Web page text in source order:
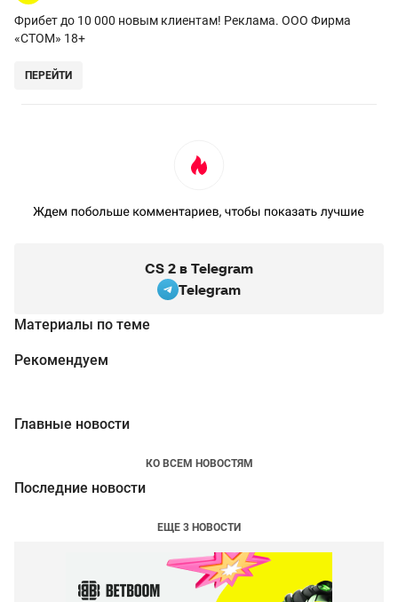
Фрибет до 10 000 новым клиентам! Реклама. ООО Фирма
«СТОМ» 18+
ПЕРЕЙТИ
CS 2 в Telegram
Telegram
Материалы по теме
Рекомендуем
Главные новости
КО ВСЕМ НОВОСТЯМ
Последние новости
ЕЩЕ 3 НОВОСТИ